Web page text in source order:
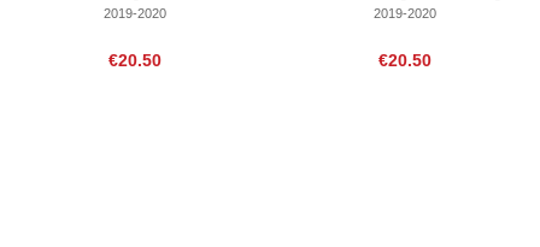
2019-2020
€20.50
2019-2020
€20.50